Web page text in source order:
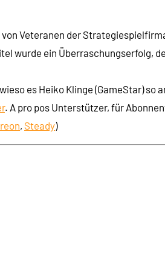
Veteranen der
wurde ein Überraschungserfolg,
es Heiko Klinge (GameStar)
. A pro pos Unterstützer, für
, Steady)